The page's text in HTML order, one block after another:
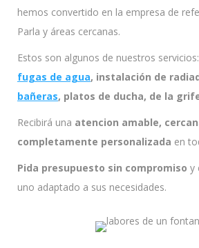
hemos convertido en la empresa de
Parla y áreas cercanas.
Estos son algunos de nuestros servicios:
fugas de agua, instalación de
bañeras, platos de ducha, de la
Recibirá una atencion amable,
completamente personalizada en
Pida presupuesto sin compromiso y
uno adaptado a sus necesidades.